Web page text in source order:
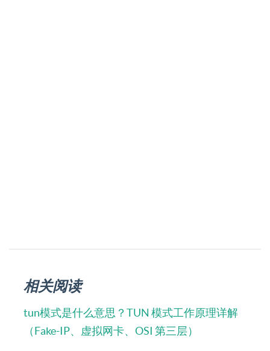
相关阅读
tun模式是什么意思？TUN 模式工作原理详解
（Fake-IP、虚拟网卡、OSI 第三层）